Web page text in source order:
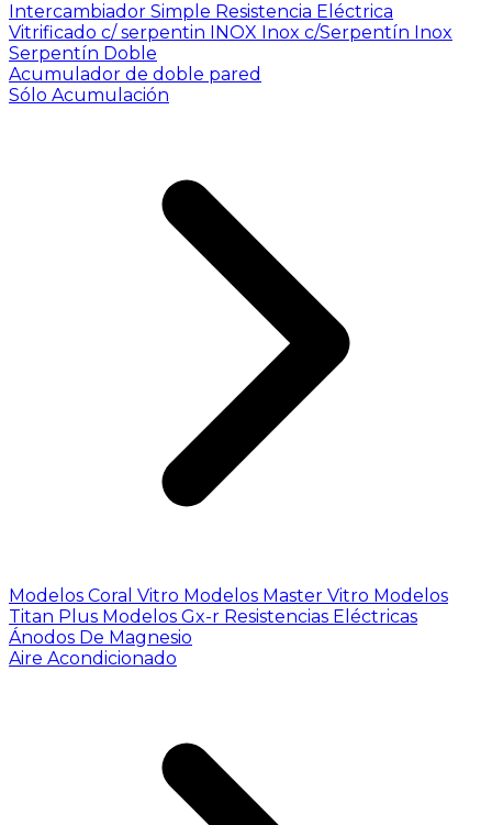
Intercambiador Simple Resistencia Eléctrica
Vitrificado c/ serpentin INOX Inox c/Serpentín Inox
Serpentín Doble
Acumulador de doble pared
Sólo Acumulación
Modelos Coral Vitro Modelos Master Vitro Modelos
Titan Plus Modelos Gx-r Resistencias Eléctricas
Ánodos De Magnesio
Aire Acondicionado